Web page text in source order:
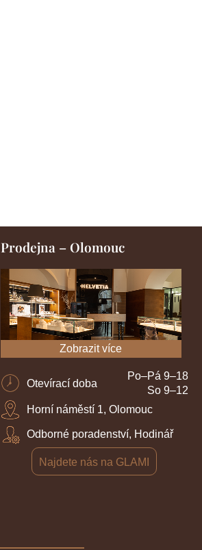
Prodejna – Olomouc
Zobrazit více
Otevírací doba
Po–Pá 9–18
So 9–12
Horní náměstí 1, Olomouc
Odborné poradenství, Hodinář
Najdete nás na GLAMI